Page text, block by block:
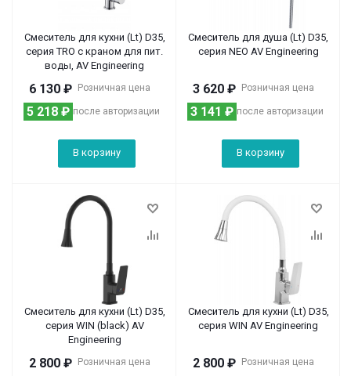
Смеситель для кухни (Lt) D35,
серия TRO с краном для пит.
воды, AV Engineering
Розничная цена
6 130 ₽
после авторизации
5 218 ₽
В корзину
Смеситель для душа (Lt) D35,
серия NEO AV Engineering
Розничная цена
3 620 ₽
после авторизации
3 141 ₽
В корзину
Смеситель для кухни (Lt) D35,
серия WIN (black) AV
Engineering
Розничная цена
2 800 ₽
Смеситель для кухни (Lt) D35,
серия WIN AV Engineering
Розничная цена
2 800 ₽